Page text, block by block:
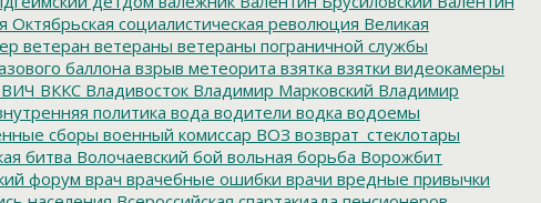
Октябрьская социалистическая революция Великая
ветеран ветераны ветераны пограничной службы
баллона взрыв метеорита взятка взятки видеокамеры
ВИЧ ВККС Владивосток Владимир Марковский Владимир
политика вода водители водка водоемы
сборы военный комиссар ВОЗ возврат_стеклотары
битва Волочаевский бой вольная борьба Ворожбит
форум врач врачебные ошибки врачи вредные привычки